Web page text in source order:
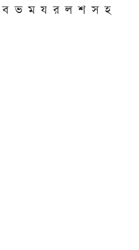
ব ভ ম য র ল শ স হ